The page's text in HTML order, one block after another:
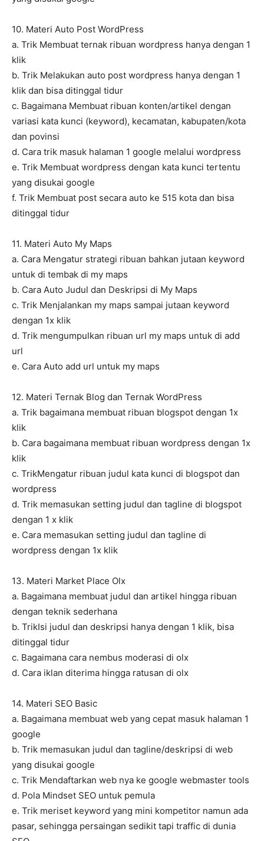
10. Materi Auto Post WordPress
a. Trik Membuat ternak ribuan wordpress hanya dengan 1
klik
b. Trik Melakukan auto post wordpress hanya dengan 1
klik dan bisa ditinggal tidur
c. Bagaimana Membuat ribuan konten/artikel dengan
variasi kata kunci (keyword), kecamatan, kabupaten/kota
dan povinsi
d. Cara trik masuk halaman 1 google melalui wordpress
e. Trik Membuat wordpress dengan kata kunci tertentu
yang disukai google
f. Trik Membuat post secara auto ke 515 kota dan bisa
ditinggal tidur
11. Materi Auto My Maps
a. Cara Mengatur strategi ribuan bahkan jutaan keyword
untuk di tembak di my maps
b. Cara Auto Judul dan Deskripsi di My Maps
c. Trik Menjalankan my maps sampai jutaan keyword
dengan 1x klik
d. Trik mengumpulkan ribuan url my maps untuk di add
url
e. Cara Auto add url untuk my maps
12. Materi Ternak Blog dan Ternak WordPress
a. Trik bagaimana membuat ribuan blogspot dengan 1x
klik
b. Cara bagaimana membuat ribuan wordpress dengan 1x
klik
c. TrikMengatur ribuan judul kata kunci di blogspot dan
wordpress
d. Trik memasukan setting judul dan tagline di blogspot
dengan 1 x klik
e. Cara memasukan setting judul dan tagline di
wordpress dengan 1x klik
13. Materi Market Place Olx
a. Bagaimana membuat judul dan artikel hingga ribuan
dengan teknik sederhana
b. TrikIsi judul dan deskripsi hanya dengan 1 klik, bisa
ditinggal tidur
c. Bagaimana cara nembus moderasi di olx
d. Cara iklan diterima hingga ratusan di olx
14. Materi SEO Basic
a. Bagaimana membuat web yang cepat masuk halaman 1
google
b. Trik memasukan judul dan tagline/deskripsi di web
yang disukai google
c. Trik Mendaftarkan web nya ke google webmaster tools
d. Pola Mindset SEO untuk pemula
e. Trik meriset keyword yang mini kompetitor namun ada
pasar, sehingga persaingan sedikit tapi traffic di dunia